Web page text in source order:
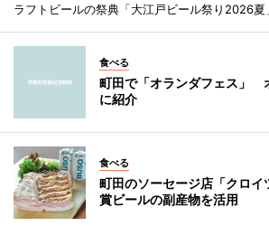
ラフトビールの祭典「大江戸ビール祭り2026夏
食べる
町田で「オランダフェス」
に紹介
食べる
町田のソーセージ店「クロ
賞ビールの副産物を活用